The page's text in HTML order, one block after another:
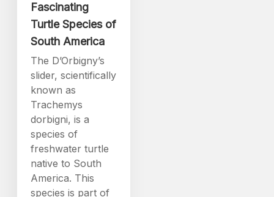
Fascinating
Turtle Species of
South America
The D’Orbigny’s
slider, scientifically
known as
Trachemys
dorbigni, is a
species of
freshwater turtle
native to South
America. This
species is part of